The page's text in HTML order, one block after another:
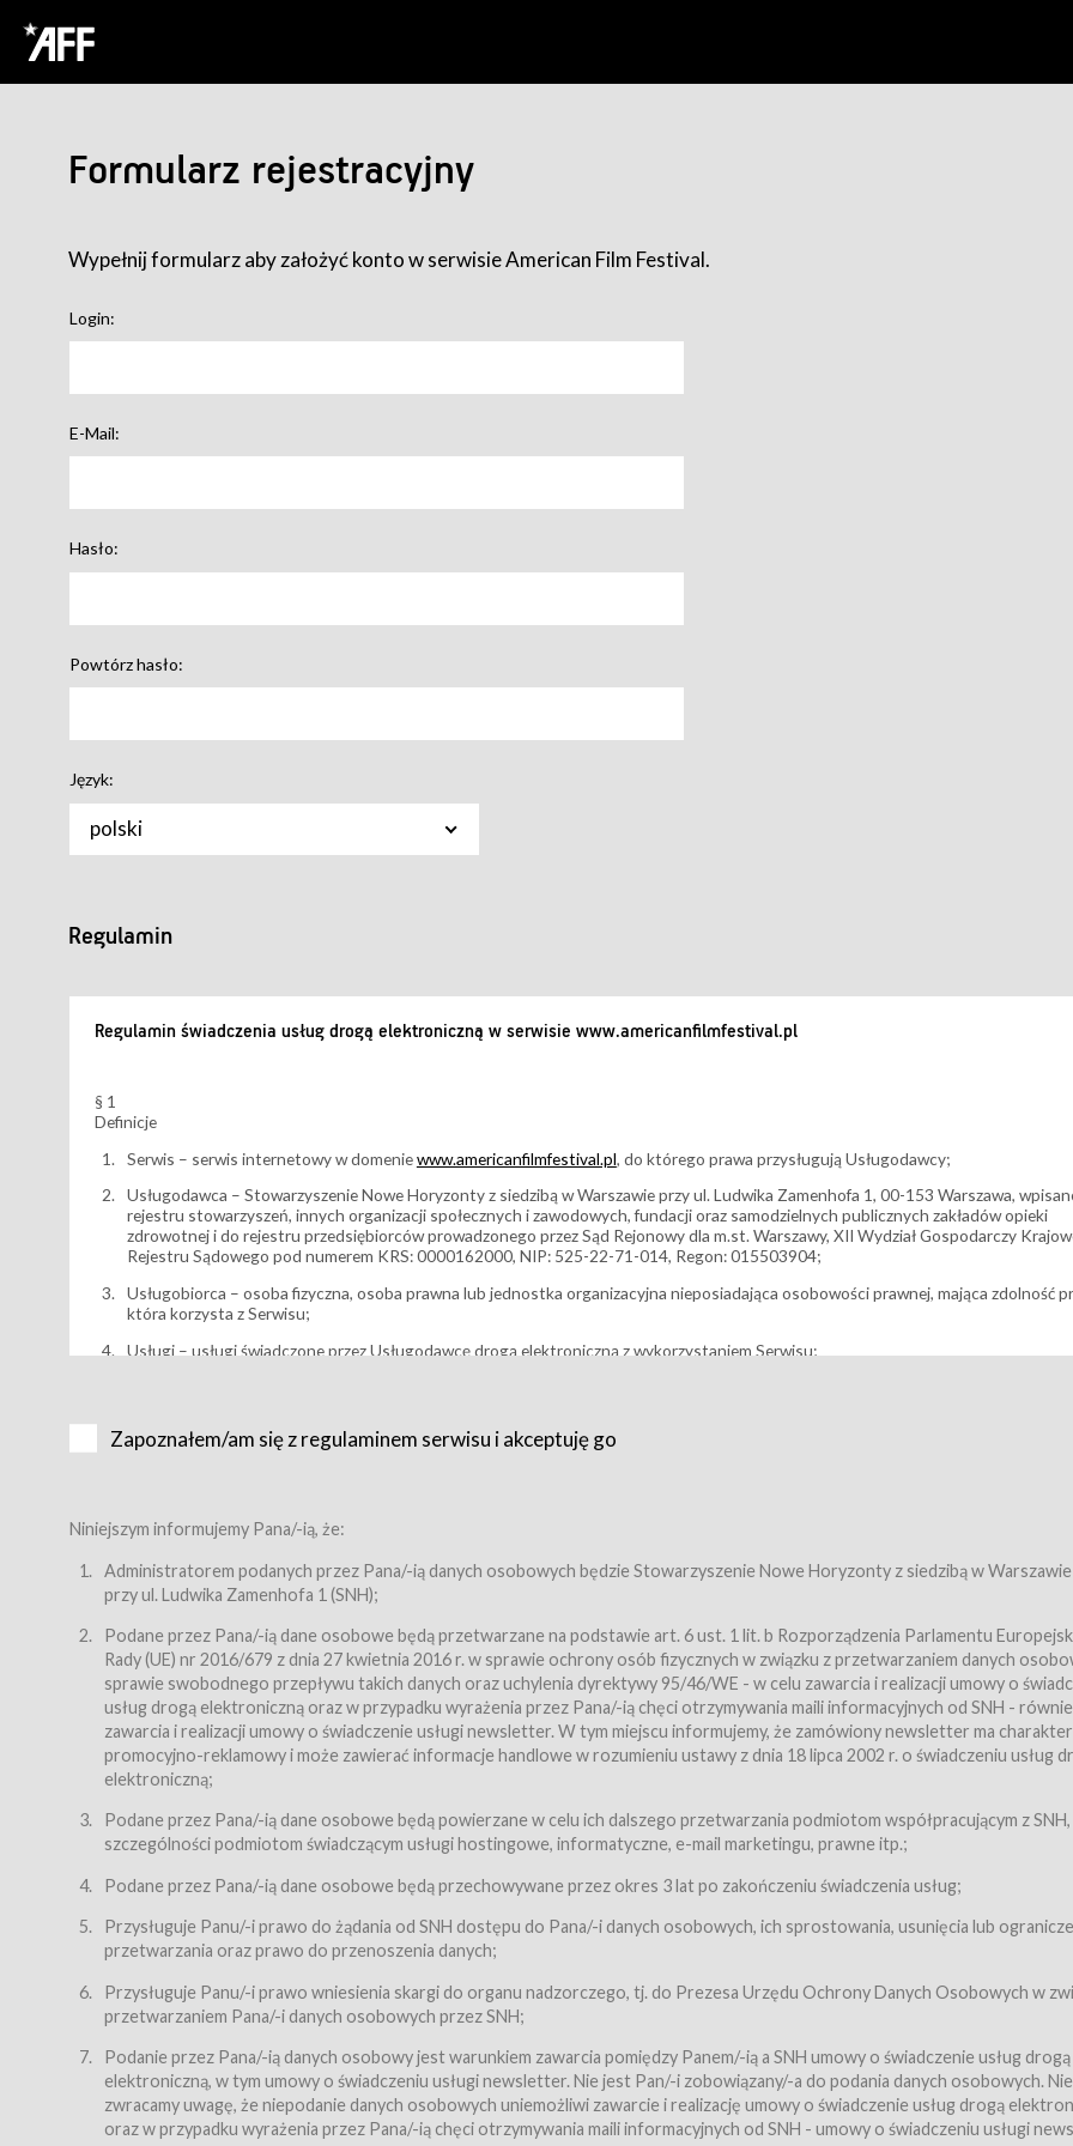
Formularz rejestracyjny
Wypełnij formularz aby założyć konto w serwisie American Film Festival.
Login:
E-Mail:
Hasło:
Powtórz hasło:
Język:
polski
Regulamin
Regulamin świadczenia usług drogą elektroniczną w serwisie www.americanfilmfestival.pl
§ 1
Definicje
Serwis – serwis internetowy w domeniewww.americanfilmfestival.pl, do którego prawa przysługują Usługodawcy;
Usługodawca – Stowarzyszenie Nowe Horyzonty z siedzibą w Warszawie przy ul. Ludwika Zamenhofa 1, 00-153 Warszawa,
rejestru stowarzyszeń, innych organizacji społecznych i zawodowych, fundacji oraz samodzielnych publicznych zakładów opieki
zdrowotnej i do rejestru przedsiębiorców prowadzonego przez Sąd Rejonowy dla m.st. Warszawy, XII Wydział Gospodarczy
Rejestru Sądowego pod numerem KRS: 0000162000, NIP: 525-22-71-014, Regon: 015503904;
Usługobiorca – osoba fizyczna, osoba prawna lub jednostka organizacyjna nieposiadająca osobowości prawnej, mająca zdolność
która korzysta z Serwisu;
Usługi – usługi świadczone przez Usługodawcę drogą elektroniczną z wykorzystaniem Serwisu;
Karnety – wybrane dokumenty potwierdzające zawarcie umowy z Usługodawcą i uprawniające do wzięcia udziału w Wydarzeniu,
Bilety – wybrane dokumenty potwierdzające zawarcie umowy z Usługodawcą i uprawniające do wzięcia udziału w Wydarzeniu,
przewidziane przez Usługodawcę dla danego Wydarzenia, tj. uprawniające do uczestnictwa w wielu albo w pojedynczych seansach
filmowych, wydarzeniach specjalnych i koncertach;
Sklep – sklep internetowy prowadzony przez Usługodawcę w Serwisie;
Regulamin – niniejszy regulamin.
§ 2
Postanowienia ogólne
Regulamin określa zasady:
świadczenia Usługobiorcom Usług przez Usługodawcę, z zastrzeżeniem usług, o których mowa w ust. 2 pkt. 4 i 5 poniżej,
zasady świadczenia precyzują odrębne regulaminy,
przetwarzania przez Usługodawcę danych osobowych Usługobiorców będących osobami fizycznymi.
Usługodawca świadczy w szczególności następujące Usługi:Usługodawca świadczy Usługi drogą elektroniczną w rozumieniu
dnia 18 lipca 2002 r. o świadczeniu usług drogą elektroniczną (Dz.U. z 2002 r., Nr 144, poz. 1204, z późń. zm.). Usługi świadczone są
nieodpłatnie.
usługę przeglądania i odczytywania przez Usługobiorców materiałów zamieszczanych w Serwisie,
usługę newsletter,
usługę zawierania na odległość umów nabycia Karnetów i Biletów,
usługę zawierania na odległość umów sprzedaży w Sklepie.
Usługodawca świadczy Usługi drogą elektroniczną w rozumieniu ustawy z dnia 18 lipca 2002 r. o świadczeniu usług drogą
(Dz.U. z 2002 r., Nr 144, poz. 1204, z późń. zm.). Usługi świadczone są nieodpłatnie.
Zapoznałem/am się z regulaminem serwisu i akceptuję go
Niniejszym informujemy Pana/-ią, że:
Administratorem podanych przez Pana/-ią danych osobowych będzie Stowarzyszenie Nowe Horyzonty z siedzibą w
przy ul. Ludwika Zamenhofa 1 (SNH);
Podane przez Pana/-ią dane osobowe będą przetwarzane na podstawie art. 6 ust. 1 lit. b Rozporządzenia Parlamentu
Rady (UE) nr 2016/679 z dnia 27 kwietnia 2016 r. w sprawie ochrony osób fizycznych w związku z przetwarzaniem danych
sprawie swobodnego przepływu takich danych oraz uchylenia dyrektywy 95/46/WE - w celu zawarcia i realizacji umowy o
usług drogą elektroniczną oraz w przypadku wyrażenia przez Pana/-ią chęci otrzymywania maili informacyjnych od SNH -
zawarcia i realizacji umowy o świadczenie usługi newsletter. W tym miejscu informujemy, że zamówiony newsletter ma charakter
promocyjno-reklamowy i może zawierać informacje handlowe w rozumieniu ustawy z dnia 18 lipca 2002 r. o świadczeniu usług
elektroniczną;
Podane przez Pana/-ią dane osobowe będą powierzane w celu ich dalszego przetwarzania podmiotom współpracującym z
szczególności podmiotom świadczącym usługi hostingowe, informatyczne, e-mail marketingu, prawne itp.;
Podane przez Pana/-ią dane osobowe będą przechowywane przez okres 3 lat po zakończeniu świadczenia usług;
Przysługuje Panu/-i prawo do żądania od SNH dostępu do Pana/-i danych osobowych, ich sprostowania, usunięcia lub
przetwarzania oraz prawo do przenoszenia danych;
Przysługuje Panu/-i prawo wniesienia skargi do organu nadzorczego, tj. do Prezesa Urzędu Ochrony Danych Osobowych w
przetwarzaniem Pana/-i danych osobowych przez SNH;
Podanie przez Pana/-ią danych osobowy jest warunkiem zawarcia pomiędzy Panem/-ią a SNH umowy o świadczenie usług drogą
elektroniczną, w tym umowy o świadczeniu usługi newsletter. Nie jest Pan/-i zobowiązany/-a do podania danych osobowych.
zwracamy uwagę, że niepodanie danych osobowych uniemożliwi zawarcie i realizację umowy o świadczenie usług drogą
oraz w przypadku wyrażenia przez Pana/-ią chęci otrzymywania maili informacyjnych od SNH - umowy o świadczeniu usługi